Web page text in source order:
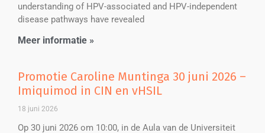
understanding of HPV-associated and HPV-independent
disease pathways have revealed
Meer informatie »
Promotie Caroline Muntinga 30 juni 2026 –
Imiquimod in CIN en vHSIL
18 juni 2026
Op 30 juni 2026 om 10:00, in de Aula van de Universiteit